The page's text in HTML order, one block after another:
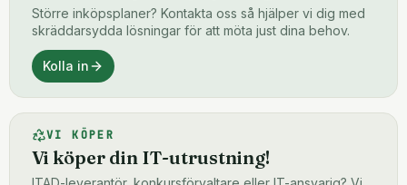
Större inköpsplaner? Kontakta oss så hjälper vi dig med
skräddarsydda lösningar för att möta just dina behov.
Kolla in
VI KÖPER
Vi köper din IT-utrustning!